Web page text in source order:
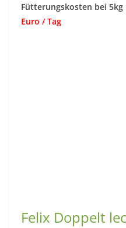
Fütterungskosten bei
Euro / Tag
Felix Doppelt